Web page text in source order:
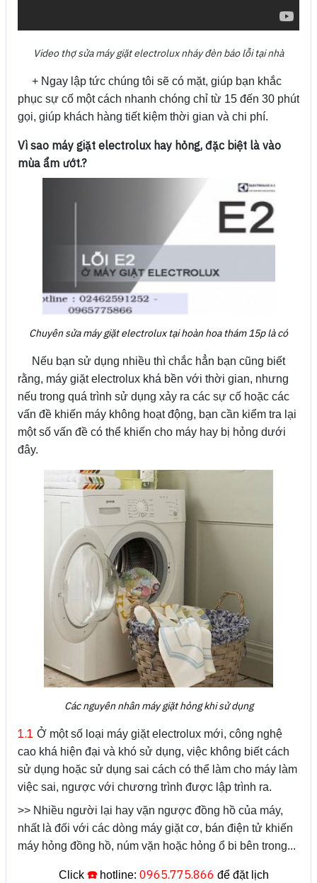
Video thợ sửa máy giặt electrolux nháy đèn báo lỗi tại nhà
+ Ngay lập tức chúng tôi sẽ có mặt, giúp bạn khắc
phục sự cố một cách nhanh chóng chỉ từ 15 đến 30 phút
gọi, giúp khách hàng tiết kiệm thời gian và chi phí.
Vì sao máy giặt electrolux hay hỏng, đặc biệt là vào
mùa ẩm ướt.?
Chuyên sửa máy giặt electrolux tại hoàn hoa thám 15p là có
Nếu bạn sử dụng nhiều thì chắc hẳn bạn cũng biết
rằng, máy giặt electrolux khá bền với thời gian, nhưng
nếu trong quá trình sử dụng xảy ra các sự cố hoặc các
vấn đề khiến máy không hoạt động, bạn cần kiểm tra lại
một số vấn đề có thể khiến cho máy hay bị hỏng dưới
đây.
Các nguyên nhân máy giặt hỏng khi sử dụng
1.1 Ở một số loại máy giặt electrolux mới, công nghệ
cao khá hiện đại và khó sử dụng, việc không biết cách
sử dụng hoặc sử dụng sai cách có thể làm cho máy làm
việc sai, ngược với chương trình được lập trình ra.
>> Nhiều người lại hay vặn ngược đồng hồ của máy,
nhất là đối với các dòng máy giặt cơ, bán điện tử khiến
máy hỏng đồng hồ, núm vặn hoặc hỏng ổ bi bên trong...
Click ☎️ hotline: 0965.775.866 để đặt lịch